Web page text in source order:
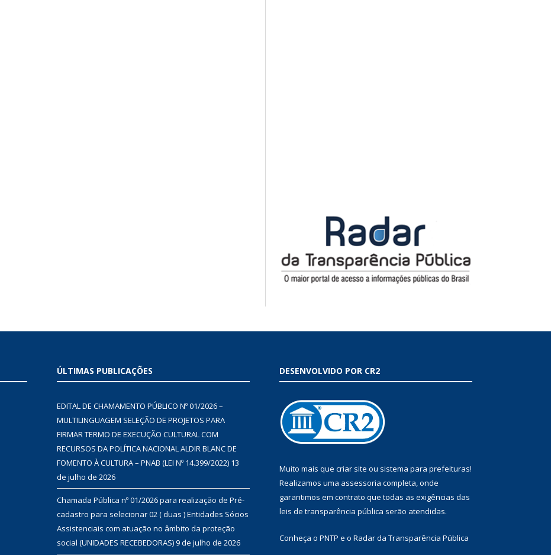
ÚLTIMAS PUBLICAÇÕES
EDITAL DE CHAMAMENTO PÚBLICO Nº 01/2026 –
MULTILINGUAGEM SELEÇÃO DE PROJETOS PARA
FIRMAR TERMO DE EXECUÇÃO CULTURAL COM
RECURSOS DA POLÍTICA NACIONAL ALDIR BLANC DE
FOMENTO À CULTURA – PNAB (LEI Nº 14.399/2022) 13
de julho de 2026
Chamada Pública nº 01/2026 para realização de Pré-
cadastro para selecionar 02 ( duas ) Entidades Sócios
Assistenciais com atuação no âmbito da proteção
social (UNIDADES RECEBEDORAS)9 de julho de 2026
DESENVOLVIDO POR CR2
Muito mais que criar site ou sistema para prefeituras!
Realizamos uma assessoria completa, onde
garantimos em contrato que todas as exigências das
leis de transparência pública serão atendidas.
Conheça o PNTP e o Radar da Transparência Pública